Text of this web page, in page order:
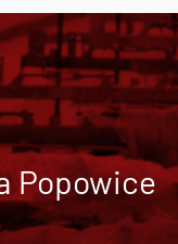
Popowice